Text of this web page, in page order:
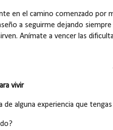
en el camino comenzado por
a seguirme dejando
Anímate a vencer las
vivir
de alguna experiencia que